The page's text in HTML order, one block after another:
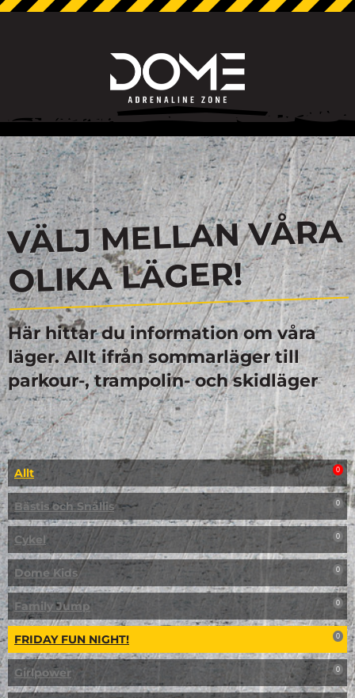
VÄLJ MELLAN VÅRA
OLIKA LÄGER!
Här hittar du information om våra
läger. Allt ifrån sommarläger till
parkour-, trampolin- och skidläger
Allt 0
Bästis och Snällis 0
Cykel 0
Dome Kids 0
Family Jump 0
FRIDAY FUN NIGHT! 0
Girlpower 0